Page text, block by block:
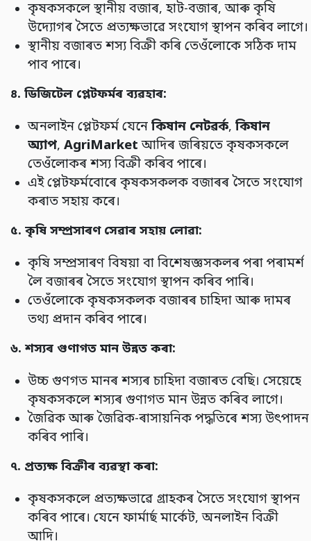
কৃষকসকলে স্থানীয় বজাৰ, হাট-বজাৰ, আৰু কৃষি
উদ্যোগৰ সৈতে প্ৰত্যক্ষভাৱে সংযোগ স্থাপন কৰিব লাগে।
স্থানীয় বজাৰত শস্য বিক্ৰী কৰি তেওঁলোকে সঠিক দাম
পাব পাৰে।
৪. ডিজিটেল প্লেটফৰ্মৰ ব্যৱহাৰ:
অনলাইন প্লেটফৰ্ম যেনে কিষান নেটৱৰ্ক, কিষান
অ্যাপ, AgriMarket আদিৰ জৰিয়তে কৃষকসকলে
তেওঁলোকৰ শস্য বিক্ৰী কৰিব পাৰে।
এই প্লেটফৰ্মবোৰে কৃষকসকলক বজাৰৰ সৈতে সংযোগ
কৰাত সহায় কৰে।
৫. কৃষি সম্প্ৰসাৰণ সেৱাৰ সহায় লোৱা:
কৃষি সম্প্ৰসাৰণ বিষয়া বা বিশেষজ্ঞসকলৰ পৰা পৰামৰ্শ
লৈ বজাৰৰ সৈতে সংযোগ স্থাপন কৰিব পাৰি।
তেওঁলোকে কৃষকসকলক বজাৰৰ চাহিদা আৰু দামৰ
তথ্য প্ৰদান কৰিব পাৰে।
৬.শস্যৰ গুণাগত মান উন্নত কৰা:
উচ্চ গুণগত মানৰ শস্যৰ চাহিদা বজাৰত বেছি। সেয়েহে
কৃষকসকলে শস্যৰ গুণাগত মান উন্নত কৰিব লাগে।
জৈৱিক আৰু জৈৱিক-ৰাসায়নিক পদ্ধতিৰে শস্য উৎপাদন
কৰিব পাৰি।
৭. প্ৰত্যক্ষ বিক্ৰীৰ ব্যৱস্থা কৰা:
কৃষকসকলে প্ৰত্যক্ষভাৱে গ্ৰাহকৰ সৈতে সংযোগ স্থাপন
কৰিব পাৰে। যেনে ফাৰ্মাৰ্ছ মাৰ্কেট, অনলাইন বিক্ৰী
আদি।